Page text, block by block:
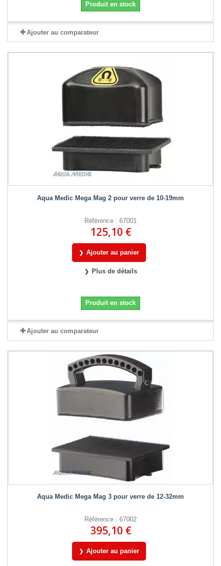
Produit en stock
Ajouter au comparateur
Aqua Medic Mega Mag 2 pour verre de 10-19mm
Référence : 67001
125,10 €
Ajouter au panier
Plus de détails
Produit en stock
Ajouter au comparateur
Aqua Medic Mega Mag 3 pour verre de 12-32mm
Référence : 67002
395,10 €
Ajouter au panier